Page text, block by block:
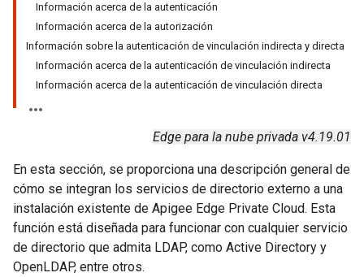
Información acerca de la autenticación
Información acerca de la autorización
Información sobre la autenticación de vinculación indirecta y directa
Información acerca de la autenticación de vinculación indirecta
Información acerca de la autenticación de vinculación directa
Edge para la nube privada v4.19.01
En esta sección, se proporciona una descripción general de
cómo se integran los servicios de directorio externo a una
instalación existente de Apigee Edge Private Cloud. Esta
función está diseñada para funcionar con cualquier servicio
de directorio que admita LDAP, como Active Directory y
OpenLDAP, entre otros.